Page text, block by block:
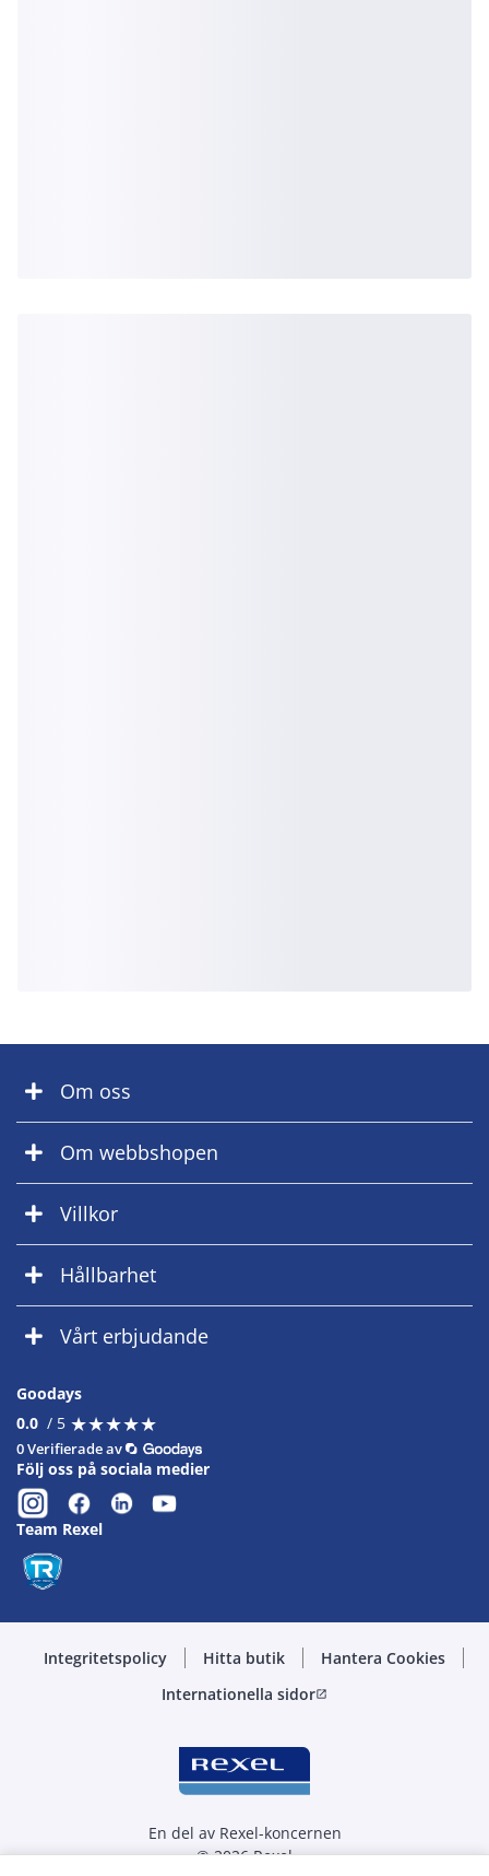
Om oss
Om webbshopen
Villkor
Hållbarhet
Vårt erbjudande
Goodays
0.0 / 5 ★★★★★
★★★★★
0 Verifierade av
Följ oss på sociala medier
Team Rexel
Integritetspolicy Hitta butik
Hantera Cookies
Internationella sidoropen_in_new
En del av Rexel-koncernen
© 2026 Rexel